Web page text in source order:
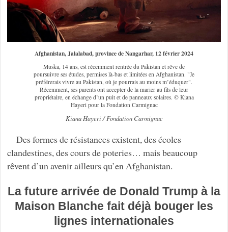
Afghanistan, Jalalabad, province de Nangarhar, 12 février 2024
Muska, 14 ans, est récemment rentrée du Pakistan et rêve de
poursuivre ses études, permises là-bas et limitées en Afghanistan. "Je
préférerais vivre au Pakistan, où je pourrais au moins m’éduquer".
Récemment, ses parents ont accepter de la marier au fils de leur
propriétaire, en échange d’un puit et de panneaux solaires. © Kiana
Hayeri pour la Fondation Carmignac
Kiana Hayeri / Fondation Carmignac
Des formes de résistances existent, des écoles
clandestines, des cours de poteries… mais beaucoup
rêvent d’un avenir ailleurs qu’en Afghanistan.
La future arrivée de Donald Trump à la
Maison Blanche fait déjà bouger les
lignes internationales